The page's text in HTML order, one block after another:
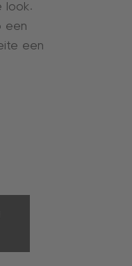
look.
een
een